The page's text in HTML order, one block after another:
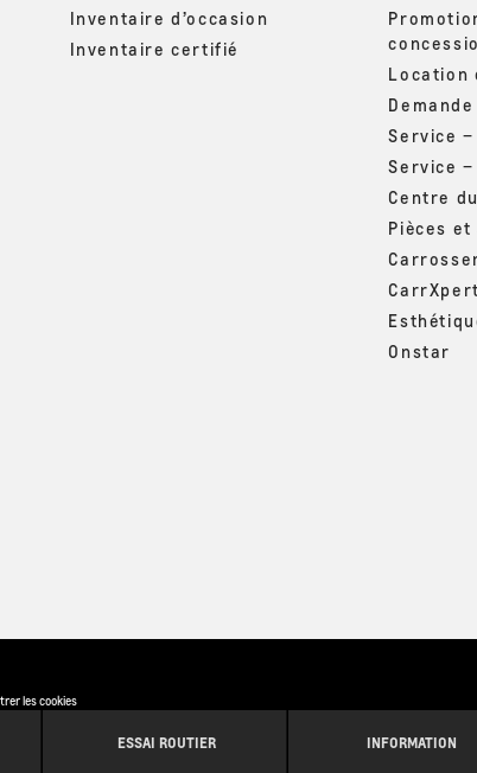
ESSAI ROUTIER INFORMATION
Inventaire d’occasion
Inventaire certifié
Location
Service
Service
Centre
Pièces
CarrXpert
Onstar
les cookies